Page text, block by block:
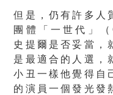
但是，仍有許多人
團體「一世代」
史提爾是否妥當，
是最適合的人選，
小丑一樣他覺得自
的演員一個發光發